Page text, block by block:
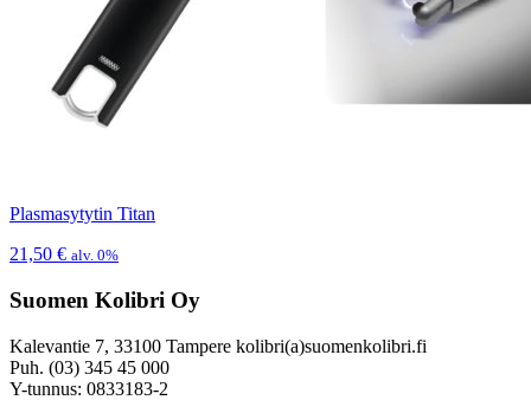
Plasmasytytin Titan
21,50 € alv. 0%
Suomen Kolibri Oy
Kalevantie 7, 33100 Tampere kolibri(a)suomenkolibri.fi
Puh. (03) 345 45 000
Y-tunnus: 0833183-2